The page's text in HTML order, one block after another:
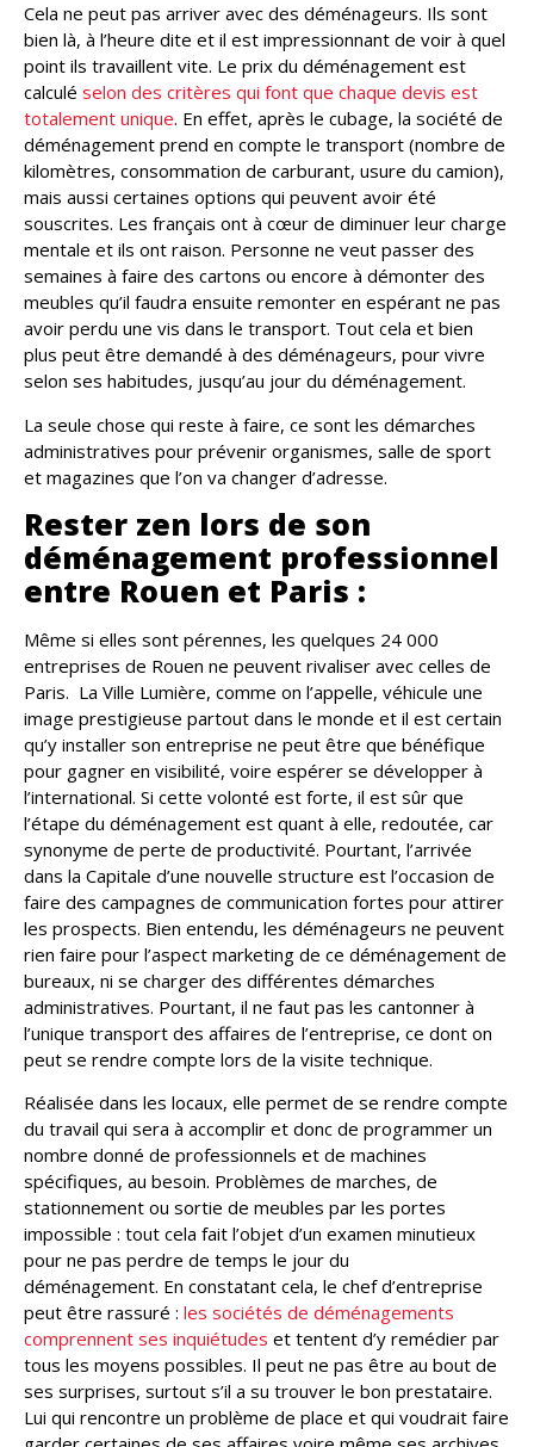
Cela ne peut pas arriver avec des déménageurs. Ils sont
bien là, à l’heure dite et il est impressionnant de voir à quel
point ils travaillent vite. Le prix du déménagement est
calculé selon des critères qui font que chaque devis est
totalement unique. En effet, après le cubage, la société de
déménagement prend en compte le transport (nombre de
kilomètres, consommation de carburant, usure du camion),
mais aussi certaines options qui peuvent avoir été
souscrites. Les français ont à cœur de diminuer leur charge
mentale et ils ont raison. Personne ne veut passer des
semaines à faire des cartons ou encore à démonter des
meubles qu’il faudra ensuite remonter en espérant ne pas
avoir perdu une vis dans le transport. Tout cela et bien
plus peut être demandé à des déménageurs, pour vivre
selon ses habitudes, jusqu’au jour du déménagement.
La seule chose qui reste à faire, ce sont les démarches
administratives pour prévenir organismes, salle de sport
et magazines que l’on va changer d’adresse.
Rester zen lors de son
déménagement professionnel
entre Rouen et Paris :
Même si elles sont pérennes, les quelques 24 000
entreprises de Rouen ne peuvent rivaliser avec celles de
Paris. La Ville Lumière, comme on l’appelle, véhicule une
image prestigieuse partout dans le monde et il est certain
qu’y installer son entreprise ne peut être que bénéfique
pour gagner en visibilité, voire espérer se développer à
l’international. Si cette volonté est forte, il est sûr que
l’étape du déménagement est quant à elle, redoutée, car
synonyme de perte de productivité. Pourtant, l’arrivée
dans la Capitale d’une nouvelle structure est l’occasion de
faire des campagnes de communication fortes pour attirer
les prospects. Bien entendu, les déménageurs ne peuvent
rien faire pour l’aspect marketing de ce déménagement de
bureaux, ni se charger des différentes démarches
administratives. Pourtant, il ne faut pas les cantonner à
l’unique transport des affaires de l’entreprise, ce dont on
peut se rendre compte lors de la visite technique.
Réalisée dans les locaux, elle permet de se rendre compte
du travail qui sera à accomplir et donc de programmer un
nombre donné de professionnels et de machines
spécifiques, au besoin. Problèmes de marches, de
stationnement ou sortie de meubles par les portes
impossible : tout cela fait l’objet d’un examen minutieux
pour ne pas perdre de temps le jour du
déménagement. En constatant cela, le chef d’entreprise
peut être rassuré : les sociétés de déménagements
comprennent ses inquiétudes et tentent d’y remédier par
tous les moyens possibles. Il peut ne pas être au bout de
ses surprises, surtout s’il a su trouver le bon prestataire.
Lui qui rencontre un problème de place et qui voudrait faire